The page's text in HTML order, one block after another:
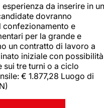
da inserire in un
dovranno
e
per la grande e
un contratto di lavoro a
iniziale con possibilità
tre turni o a ciclo
€ 1.877,28 Luogo di